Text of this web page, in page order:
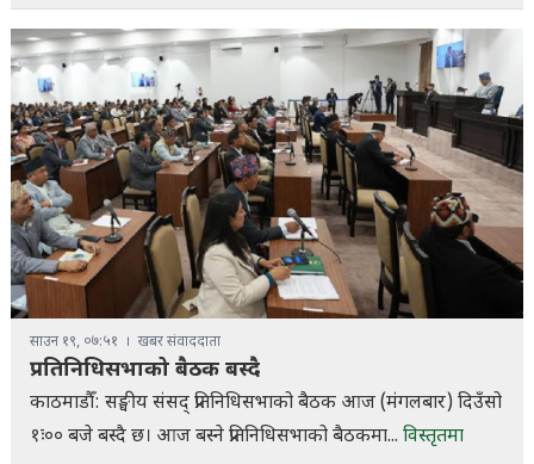
साउन १९, ०७:५१ खबर संवाददाता
प्रतिनिधिसभाको बैठक बस्दै
काठमाडौँ: सङ्घीय संसद् प्रतिनिधिसभाको बैठक आज (मंगलबार) दिउँसो
१ः०० बजे बस्दै छ। आज बस्ने प्रतिनिधिसभाको बैठकमा... विस्तृतमा